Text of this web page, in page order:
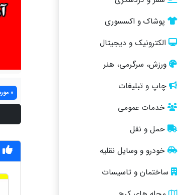
پوشاک و اکسسوری
الکترونیک و دیجیتال
ورزش، سرگرمی، هنر
چاپ و تبلیغات
خدمات عمومی
حمل و نقل
خودرو و وسایل نقلیه
ساختمان و تاسیسات
0 مورد یافت شد